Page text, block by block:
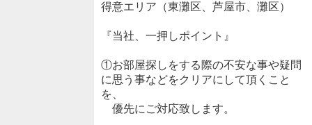
得意エリア（東灘区、芦屋市、灘区）
『当社、一押しポイント』
①お部屋探しをする際の不安な事や疑問
に思う事などをクリアにして頂くこと
を、
優先にご対応致します。